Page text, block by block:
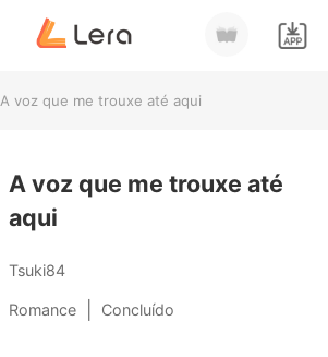
A voz que me trouxe até aqui
A voz que me trouxe até
aqui
Tsuki84
Romance Concluído